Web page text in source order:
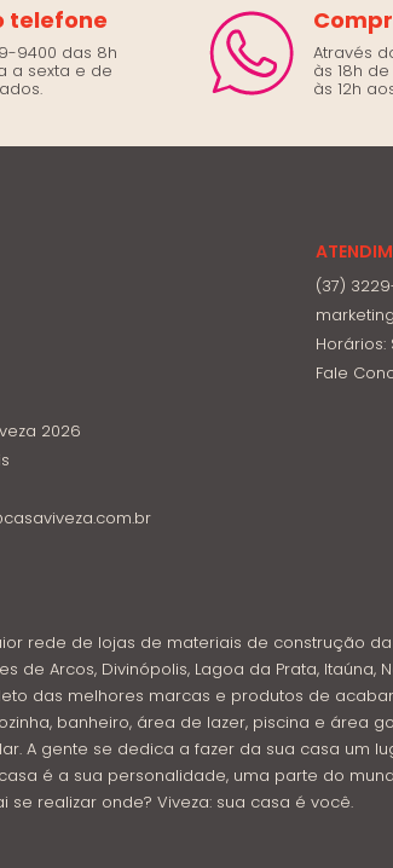
telefone
9400 das 8h
a sexta e de
Através
às 18h
às 12h
2026
(37)
Horários:
Fale
rede de lojas de materiais de construção
de Arcos, Divinópolis, Lagoa da Prata, Itaúna,
das melhores marcas e produtos de
banheiro, área de lazer, piscina e área
A gente se dedica a fazer da sua casa um
é a sua personalidade, uma parte do
se realizar onde? Viveza: sua casa é você.